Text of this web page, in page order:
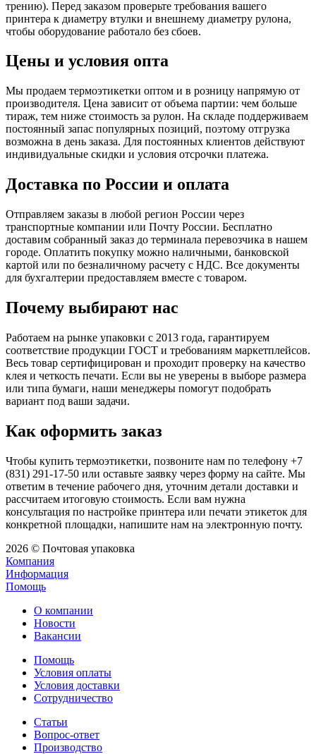
трению). Перед заказом проверьте требования вашего
принтера к диаметру втулки и внешнему диаметру рулона,
чтобы оборудование работало без сбоев.
Цены и условия опта
Мы продаем термоэтикетки оптом и в розницу напрямую от
производителя. Цена зависит от объема партии: чем больше
тираж, тем ниже стоимость за рулон. На складе поддерживаем
постоянный запас популярных позиций, поэтому отгрузка
возможна в день заказа. Для постоянных клиентов действуют
индивидуальные скидки и условия отсрочки платежа.
Доставка по России и оплата
Отправляем заказы в любой регион России через
транспортные компании или Почту России. Бесплатно
доставим собранный заказ до терминала перевозчика в нашем
городе. Оплатить покупку можно наличными, банковской
картой или по безналичному расчету с НДС. Все документы
для бухгалтерии предоставляем вместе с товаром.
Почему выбирают нас
Работаем на рынке упаковки с 2013 года, гарантируем
соответствие продукции ГОСТ и требованиям маркетплейсов.
Весь товар сертифицирован и проходит проверку на качество
клея и четкость печати. Если вы не уверены в выборе размера
или типа бумаги, наши менеджеры помогут подобрать
вариант под ваши задачи.
Как оформить заказ
Чтобы купить термоэтикетки, позвоните нам по телефону +7
(831) 291-17-50 или оставьте заявку через форму на сайте. Мы
ответим в течение рабочего дня, уточним детали доставки и
рассчитаем итоговую стоимость. Если вам нужна
консультация по настройке принтера или печати этикеток для
конкретной площадки, напишите нам на электронную почту.
2026 © Почтовая упаковка
Компания
Информация
Помощь
О компании
Новости
Вакансии
Помощь
Условия оплаты
Условия доставки
Сотрудничество
Статьи
Вопрос-ответ
Производство